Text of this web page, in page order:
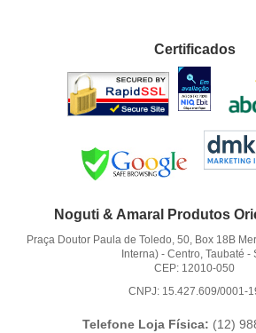
Certificados
Noguti & Amaral Produtos
Praça Doutor Paula de Toledo, 50, Box 18B
Interna) -Centro, Taubaté -
CEP: 12010-050
CNPJ: 15.427.609/0001-
Telefone Loja Física: (12)